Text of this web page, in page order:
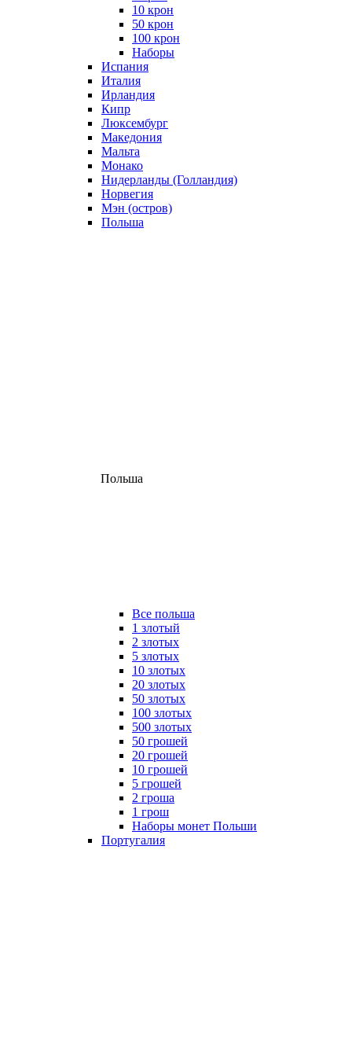
10 крон
50 крон
100 крон
Наборы
Испания
Италия
Ирландия
Кипр
Люксембург
Македония
Мальта
Монако
Нидерланды (Голландия)
Норвегия
Мэн (остров)
Польша
Польша
Все польша
1 злотый
2 злотых
5 злотых
10 злотых
20 злотых
50 злотых
100 злотых
500 злотых
50 грошей
20 грошей
10 грошей
5 грошей
2 гроша
1 грош
Наборы монет Польши
Португалия